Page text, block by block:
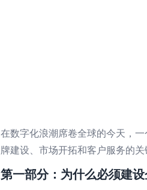
在数字化浪潮席卷全球的今天，一
牌建设、市场开拓和客户服务的关
第一部分：为什么必须建设